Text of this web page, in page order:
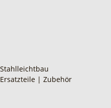
Stahlleichtbau
Ersatzteile | Zubehör